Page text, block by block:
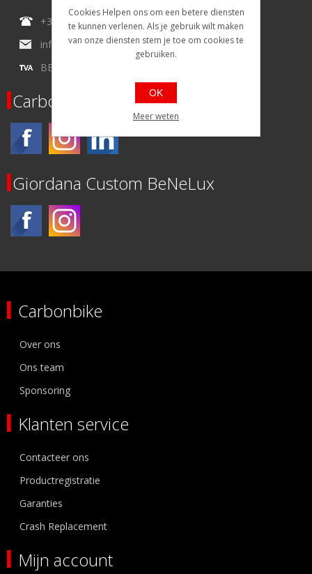
+32 (0)4.227.31.09
info@carbonbike-benelux.cc
BE0434215154
Carbonbike
Giordana Custom BeNeLux
Carbonbike
Over ons
Ons team
Sponsoring
Klanten service
Contacteer ons
Productregistratie
Garanties
Crash Replacement
Mijn account
Cookies Helpen ons om een betere diensten
te kunnen verlenen. Als je gebruik wilt maken
van onze diensten stem je toe om cookies te
gebruiken.
OK
Meer weten